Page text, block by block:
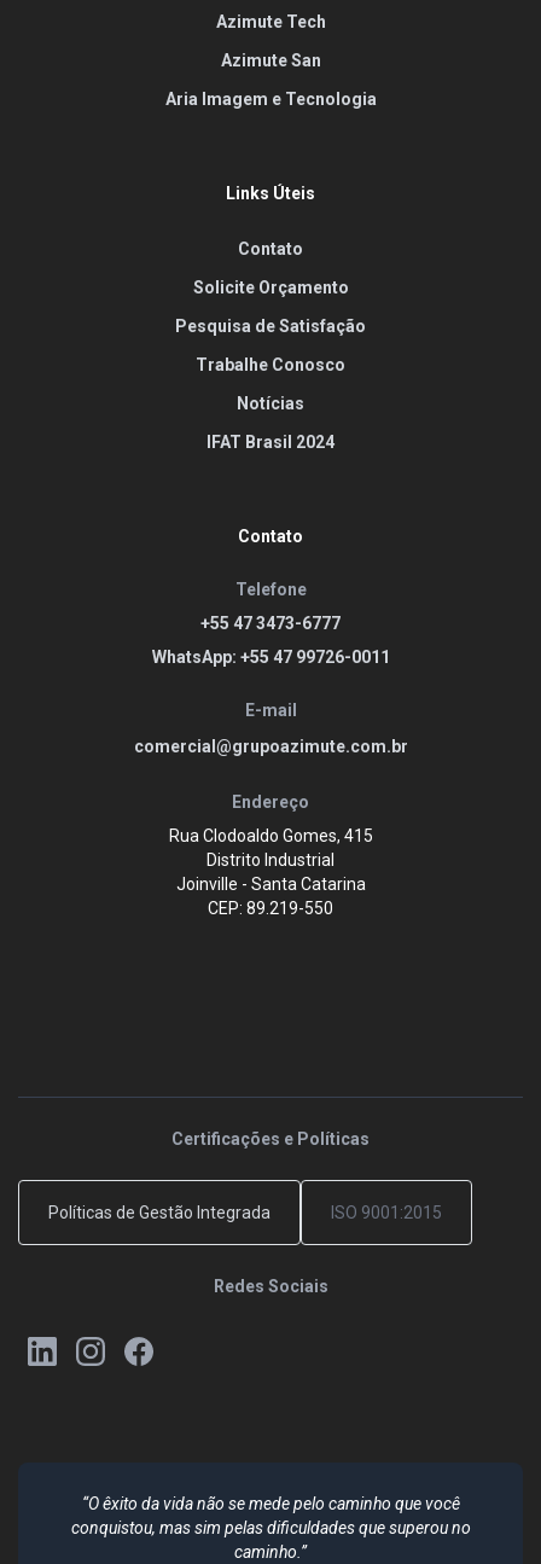
Azimute Tech
Azimute San
Aria Imagem e Tecnologia
Links Úteis
Contato
Solicite Orçamento
Pesquisa de Satisfação
Trabalhe Conosco
Notícias
IFAT Brasil 2024
Contato
Telefone
+55 47 3473-6777
WhatsApp: +55 47 99726-0011
E-mail
comercial@grupoazimute.com.br
Endereço
Rua Clodoaldo Gomes, 415
Distrito Industrial
Joinville - Santa Catarina
CEP: 89.219-550
Certificações e Políticas
Políticas de Gestão Integrada ISO 9001:2015
Redes Sociais
“O êxito da vida não se mede pelo caminho que você
conquistou, mas sim pelas dificuldades que superou no
caminho.”